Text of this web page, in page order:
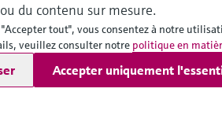
Group Services AG
Conditions d'utilisationProtection des
du contenu sur mesure.
tout", vous consentez à notre
veuillez consulter notre politique en
Accepter uniquement